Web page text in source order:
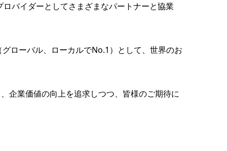
バイダーとしてさまざまなパートナーと協業
ローバル、ローカルでNo.1）として、世界のお
企業価値の向上を追求しつつ、皆様のご期待に